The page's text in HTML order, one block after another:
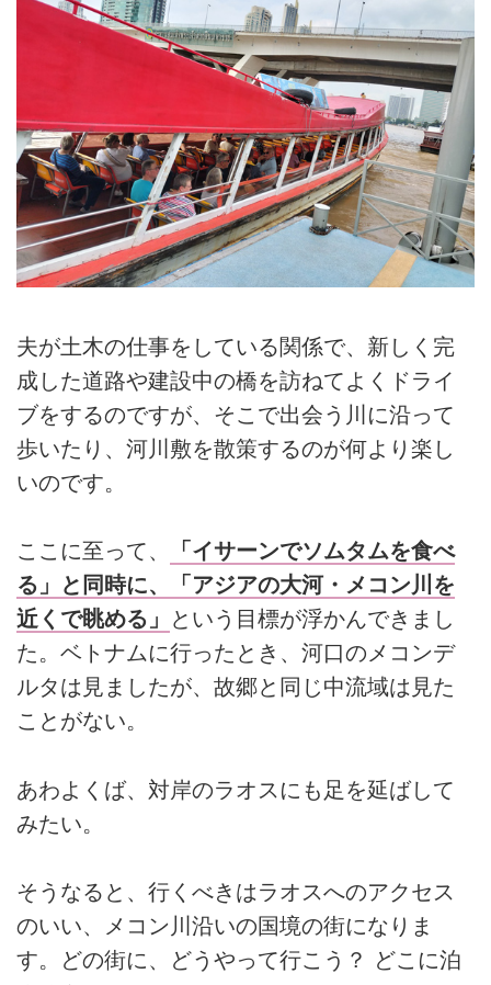
夫が土木の仕事をしている関係で、新しく完
成した道路や建設中の橋を訪ねてよくドライ
ブをするのですが、そこで出会う川に沿って
歩いたり、河川敷を散策するのが何より楽し
いのです。
ここに至って、
「イサーンでソムタムを食べ
る」と同時に、「アジアの大河・メコン川を
近くで眺める」
という目標が浮かんできまし
た。ベトナムに行ったとき、河口のメコンデ
ルタは見ましたが、故郷と同じ中流域は見た
ことがない。
あわよくば、対岸のラオスにも足を延ばして
みたい。
そうなると、行くべきはラオスへのアクセス
のいい、メコン川沿いの国境の街になりま
す。どの街に、どうやって行こう？ どこに泊